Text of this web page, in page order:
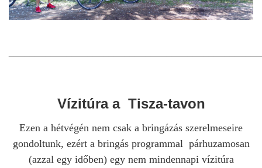
Vízitúra a Tisza-tavon
Ezen a hétvégén nem csak a bringázás szerelmeseire
gondoltunk, ezért a bringás programmal párhuzamosan
(azzal egy időben) egy nem mindennapi vízitúra